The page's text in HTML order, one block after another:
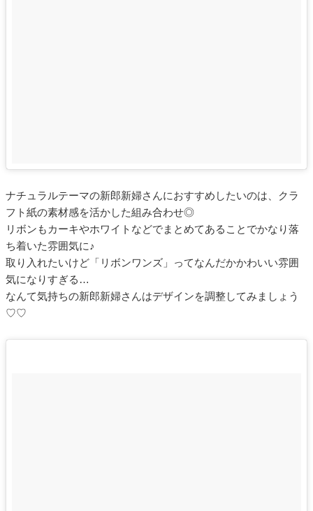
ナチュラルテーマの新郎新婦さんにおすすめしたいのは、クラ
フト紙の素材感を活かした組み合わせ◎
リボンもカーキやホワイトなどでまとめてあることでかなり落
ち着いた雰囲気に♪
取り入れたいけど「リボンワンズ」ってなんだかかわいい雰囲
気になりすぎる…
なんて気持ちの新郎新婦さんはデザインを調整してみましょう
♡♡